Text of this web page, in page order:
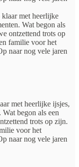
met heerlijke ijsjes,
begon als een
trots op zijn.
voor het
naar nog vele jaren